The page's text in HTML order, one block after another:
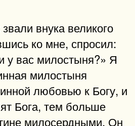
внука великого
ко мне, спросил:
у вас милостыня?» Я
милостыня
любовью к Богу, и
Бога, тем больше
милосердными. Он